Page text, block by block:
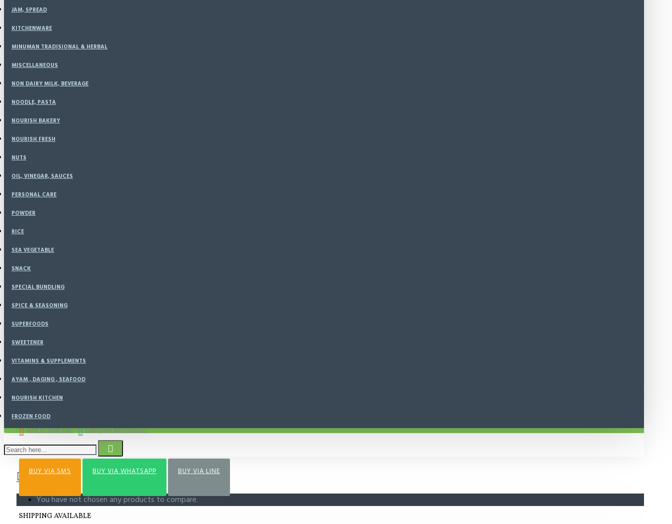
JAM, SPREAD
KITCHENWARE
MINUMAN TRADISIONAL & HERBAL
MISCELLANEOUS
NON DAIRY MILK, BEVERAGE
NOODLE, PASTA
NOURISH BAKERY
NOURISH FRESH
NUTS
OIL, VINEGAR, SAUCES
PERSONAL CARE
POWDER
RICE
SEA VEGETABLE
SNACK
SPECIAL BUNDLING
SPICE & SEASONING
SUPERFOODS
SWEETENER
VITAMINS & SUPPLEMENTS
AYAM , DAGING , SEAFOOD
NOURISH KITCHEN
FROZEN FOOD
You have not chosen any products to compare.
Homemade Dumpling Nourish Kitchen
Dengan Saus Kacang Asli 250 gr - Ikan
Rp73,000
ADD TO CART
Add to Wish List Compare this Product
BUY VIA SMS BUY VIA WHATSAPP BUY VIA LINE
SHIPPING AVAILABLE